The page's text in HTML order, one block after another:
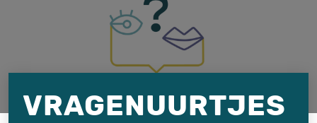
VRAGENUURTJES